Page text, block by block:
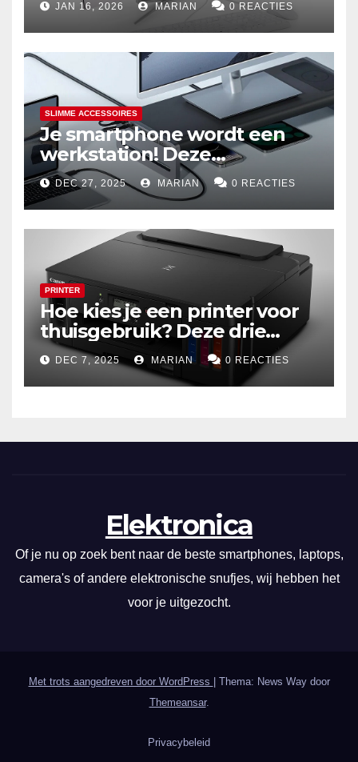
JAN 16, 2026 MARIAN 0 REACTIES
SLIMME ACCESSOIRES
Je smartphone wordt een
werkstation! Deze
dockingstations zijn het
waard om te kopen
DEC 27, 2025 MARIAN 0 REACTIES
PRINTER
Hoe kies je een printer voor
thuisgebruik? Deze drie
draadloze modellen zijn écht
zuinig en indrukwekkend
DEC 7, 2025 MARIAN 0 REACTIES
Elektronica
Of je nu op zoek bent naar de beste smartphones, laptops,
camera's of andere elektronische snufjes, wij hebben het
voor je uitgezocht.
Met trots aangedreven door WordPress
Thema: News Way door
Themeansar.
Privacybeleid